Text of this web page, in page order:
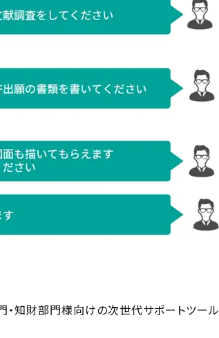
・知財部門様向けの次世代サポートツール